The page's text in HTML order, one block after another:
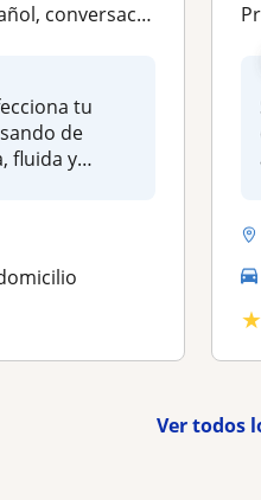
fluida adultos
tu
de
fluida y
★
Ver todos